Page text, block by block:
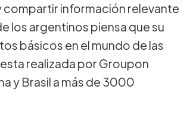
compartir información relevante
los argentinos piensa que su
básicos en el mundo de las
realizada por Groupon
y Brasil a más de 3000